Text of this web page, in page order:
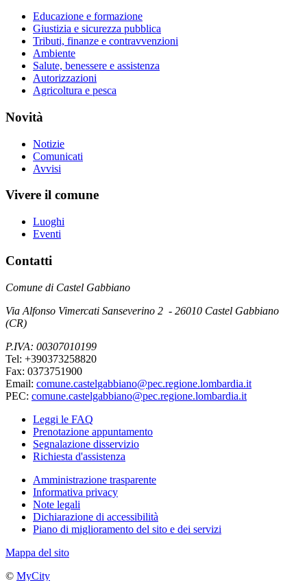
Educazione e formazione
Giustizia e sicurezza pubblica
Tributi, finanze e contravvenzioni
Ambiente
Salute, benessere e assistenza
Autorizzazioni
Agricoltura e pesca
Novità
Notizie
Comunicati
Avvisi
Vivere il comune
Luoghi
Eventi
Contatti
Comune di Castel Gabbiano
Via Alfonso Vimercati Sanseverino 2 - 26010 Castel Gabbiano
(CR)
P.IVA: 00307010199
Tel: +390373258820
Fax: 0373751900
Email: comune.castelgabbiano@pec.regione.lombardia.it
PEC: comune.castelgabbiano@pec.regione.lombardia.it
Leggi le FAQ
Prenotazione appuntamento
Segnalazione disservizio
Richiesta d'assistenza
Amministrazione trasparente
Informativa privacy
Note legali
Dichiarazione di accessibilità
Piano di miglioramento del sito e dei servizi
Mappa del sito
© MyCity